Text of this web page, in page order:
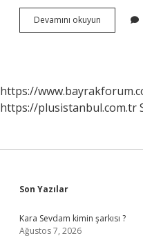
Devamını okuyun
Insan
Kalori
Almalıyım
https://
https://plusistanbul.com.tr
Sidebar
Son Yazılar
Kara Sevdam kimin şarkısı ?
Ağustos 7, 2026